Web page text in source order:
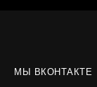
МЫ ВКОНТАКТЕ